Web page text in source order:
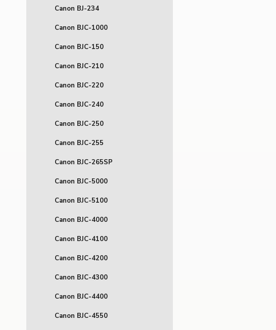
Canon BJ-234
Canon BJC-1000
Canon BJC-150
Canon BJC-210
Canon BJC-220
Canon BJC-240
Canon BJC-250
Canon BJC-255
Canon BJC-265SP
Canon BJC-5000
Canon BJC-5100
Canon BJC-4000
Canon BJC-4100
Canon BJC-4200
Canon BJC-4300
Canon BJC-4400
Canon BJC-4550